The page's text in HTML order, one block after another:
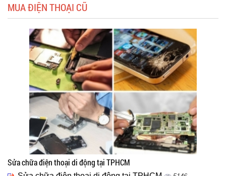
MUA ĐIỆN THOẠI CŨ
Sửa chữa điện thoại di động tại TPHCM